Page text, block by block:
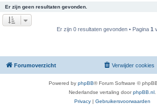
Er zijn geen resultaten gevonden.
Er zijn 0 resultaten gevonden • Pagina 1
Forumoverzicht Verwijder cookies
Powered by phpBB® Forum Software ©
Nederlandse vertaling doorphpBB.nl
Privacy | Gebruikersvoorwaarden